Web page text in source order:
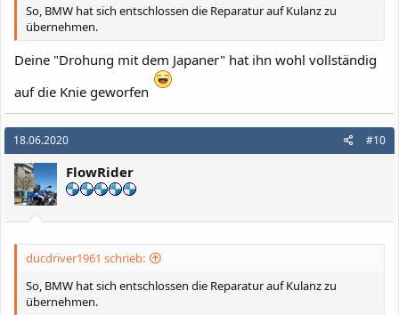
So, BMW hat sich entschlossen die Reparatur auf Kulanz zu
übernehmen.
Deine "Drohung mit dem Japaner" hat ihn wohl vollständig
auf die Knie geworfen
18.06.2020 #10
FlowRider
ducdriver1961 schrieb:
So, BMW hat sich entschlossen die Reparatur auf Kulanz zu
übernehmen.